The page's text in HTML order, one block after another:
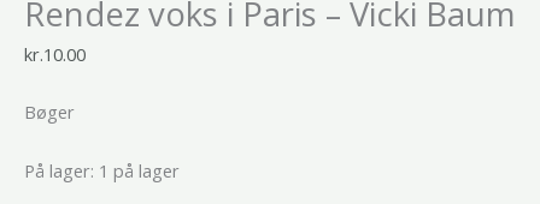
Rendez voks i Paris – Vicki Baum
kr.10.00
Bøger
På lager: 1 på lager